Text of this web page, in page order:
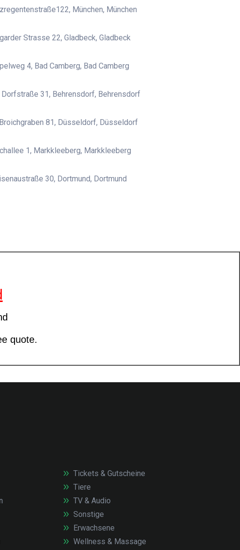
München, München
Strasse 22, Gladbeck, Gladbeck
4, Bad Camberg, Bad Camberg
31, Behrensdorf, Behrensdorf
81, Düsseldorf, Düsseldorf
1, Markkleeberg, Markkleeberg
30, Dortmund, Dortmund
Tickets & Gutscheine
Tiere
TV & Audio
Sonstige
Erwachsene
Wellness & Massage